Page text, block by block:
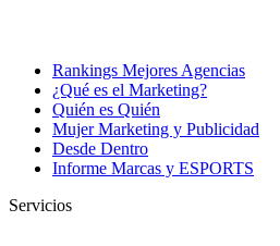
Rankings Mejores Agencias
¿Qué es el Marketing?
Quién es Quién
Mujer Marketing y Publicidad
Desde Dentro
Informe Marcas y ESPORTS
Servicios